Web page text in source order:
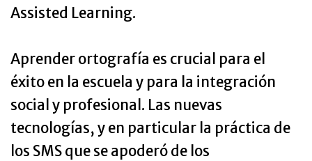
Assisted Learning.
Aprender ortografía es crucial para el
éxito en la escuela y para la integración
social y profesional. Las nuevas
tecnologías, y en particular la práctica de
los SMS que se apoderó de los